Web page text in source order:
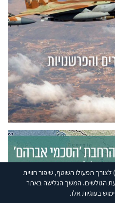
לצורך תפעולו השוטף, שיפור חוויית
הגולשים. המשך הגלישה באתר
בעוגיות אלו.